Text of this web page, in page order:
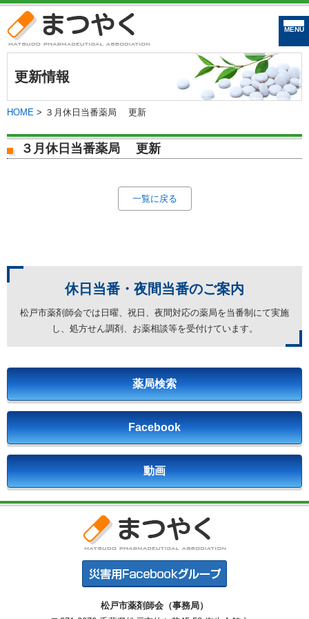
まつやく｜松戸市
更新情報
HOME > ３月休日当番薬局 更新
３月休日当番薬局 更新
一覧に戻る
休日当番・夜間当番のご案内
松戸市薬剤師会では日曜、祝日、夜間対応の薬局を当番制にて実施
し、処方せん調剤、お薬相談等を受付けています。
薬局検索
Facebook
動画
松戸市薬剤師会（事務局）